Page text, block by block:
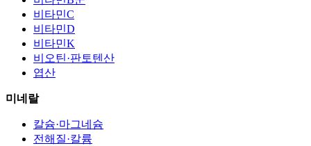
비타민C
비타민D
비타민K
비오틴·판토텐산
엽산
미네랄
칼슘·마그네슘
전해질·칼륨